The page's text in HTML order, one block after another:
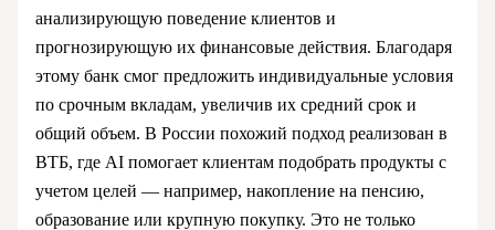
анализирующую поведение клиентов и
прогнозирующую их финансовые действия. Благодаря
этому банк смог предложить индивидуальные условия
по срочным вкладам, увеличив их средний срок и
общий объем. В России похожий подход реализован в
ВТБ, где AI помогает клиентам подобрать продукты с
учетом целей — например, накопление на пенсию,
образование или крупную покупку. Это не только